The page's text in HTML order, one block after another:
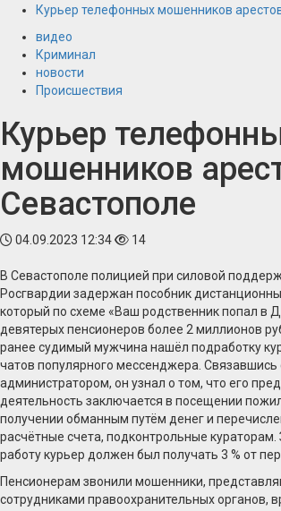
Курьер телефонных мошенников
видео
Криминал
новости
Происшествия
Курьер
мошенников
Севастополе
04.09.2023 12:34 14
В Севастополе полицией при силовой
Росгвардии задержан пособник
который по схеме «Ваш родственник попал в
девятерых пенсионеров более 2 миллионов
ранее судимый мужчина нашёл подработку
чатов популярного мессенджера.
администратором, он узнал о том, что его
деятельность заключается в посещении
получении обманным путём денег и
расчётные счета, подконтрольные
работу курьер должен был получать 3 % от
Пенсионерам звонили мошенники,
сотрудниками правоохранительных органов,